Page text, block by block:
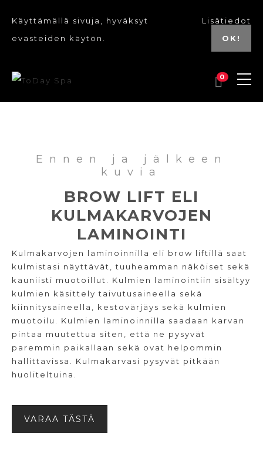
Käyttämällä sivuja, hyväksyt
evästeiden käytön.
Lisätiedot
OK!
0
Ennen ja jälkeen
kuvia
BROW LIFT ELI
KULMAKARVOJEN
LAMINOINTI
Kulmakarvojen laminoinnilla eli brow liftillä saat
kulmistasi näyttävät, tuuheamman näköiset sekä
kauniisti muotoillut. Kulmien laminointiin sisältyy
kulmien käsittely taivutusaineella sekä
kiinnitysaineella, kestovärjäys sekä kulmien
muotoilu. Kulmien laminoinnilla saadaan karvan
pintaa muutettua siten, että ne pysyvät
paremmin paikallaan sekä ovat helpommin
hallittavissa. Kulmakarvasi pysyvät pitkään
huoliteltuina.
VARAA TÄSTÄ